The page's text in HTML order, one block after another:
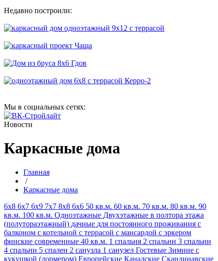
Недавно построили:
Мы в социальных сетях:
Новости
Каркасные дома
Главная
/
Каркасные дома
6х8 6х7 6х9 7х7 8х8 6х6 50 кв.м. 60 кв.м. 70 кв.м. 80 кв.м. 90
кв.м. 100 кв.м. Одноэтажные Двухэтажные в полтора этажа
(полутораэтажный) дачные для постоянного проживания с
балконом с котельной с террасой с мансардой с эркером
финские современные 40 кв.м. 1 спальня 2 спальни 3 спальни
4 спальни 5 спален 2 санузла 1 санузел Гостевые Зимние с
кукушкой (дормером) Европейские Канадские Скандинавские